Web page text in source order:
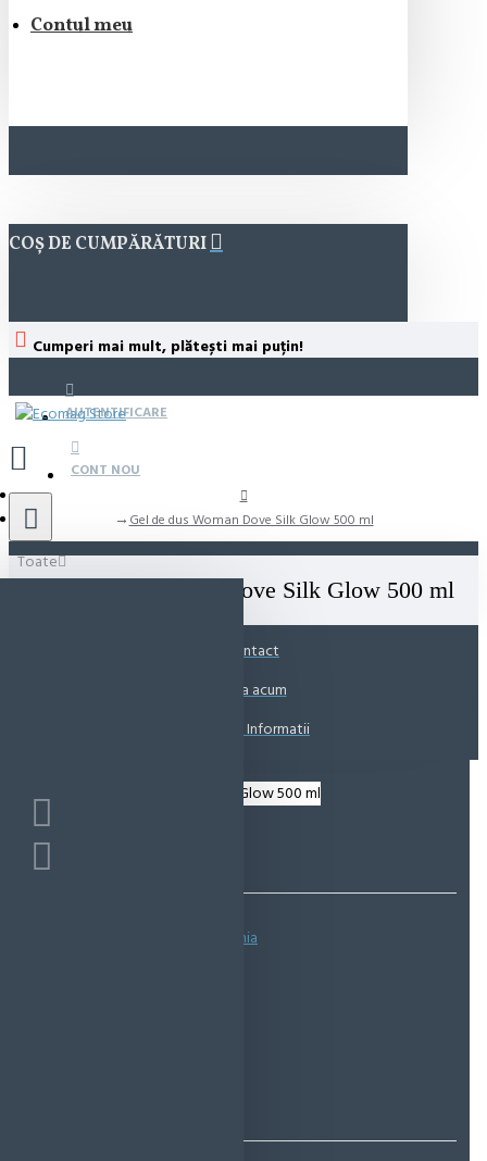
Contul meu
COȘ DE CUMPĂRĂTURI
Cumperi mai mult, plătești mai puțin!
AUTENTIFICARE
CONT NOU
Toate
Gel de dus Woman Dove Silk Glow 500 ml
Gel de dus Woman Dove Silk Glow 500 ml
Contact
Suna acum
Solicita Informatii
Spune-ţi opinia